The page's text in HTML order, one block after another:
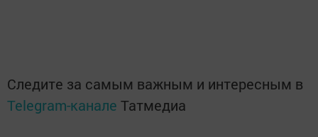
Следите за самым важным и интересным в
Telegram-канале Татмедиа